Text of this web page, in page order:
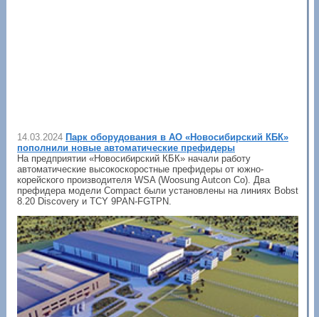
14.03.2024 Парк оборудования в АО «Новосибирский КБК»
пополнили новые автоматические префидеры
На предприятии «Новосибирский КБК» начали работу
автоматические высокоскоростные префидеры от южно-
корейского производителя WSA (Woosung Autcon Co). Два
префидера модели Compact были установлены на линиях Bobst
8.20 Discovery и TCY 9PAN-FGTPN.